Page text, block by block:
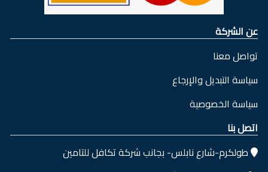
عن الشركة
تواصل معنا
سياسة التبديل والإرجاع
سياسة الخصوصية
اتصل بنا
طولكرم-شارع نابلس- بجانب شركة تكافل للتامين